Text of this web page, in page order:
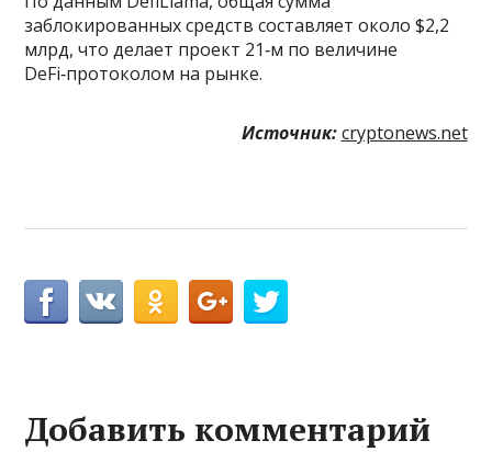
заблокированных средств составляет около $2,2
млрд, что делает проект 21‑м по величине
DeFi‑протоколом на рынке.
Источник: cryptonews.net
Добавить комментарий